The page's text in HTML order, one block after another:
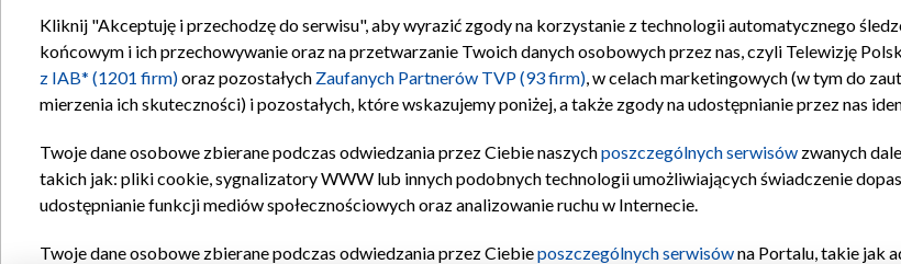
Regulamin TVP Polityka prywatności Moje zgody Pomoc
Kliknij "Akceptuję i przechodzę do serwisu", aby wyrazić zgody na korzystanie z technologii automatycznego
końcowym i ich przechowywanie oraz na przetwarzanie Twoich danych osobowych przez nas, czyli Telewizję
z IAB* (1201 firm)oraz pozostałych Zaufanych Partnerów TVP (93 firm), w celach marketingowych (w tym do
mierzenia ich skuteczności) i pozostałych, które wskazujemy poniżej, a także zgody na udostępnianie przez nas
Twoje dane osobowe zbierane podczas odwiedzania przez Ciebie naszychposzczególnych serwisów zwanych
takich jak: pliki cookie, sygnalizatory WWW lub innych podobnych technologii umożliwiających świadczenie
udostępnianie funkcji mediów społecznościowych oraz analizowanie ruchu w Internecie.
Twoje dane osobowe zbierane podczas odwiedzania przez Ciebieposzczególnych serwisówna Portalu, takie jak